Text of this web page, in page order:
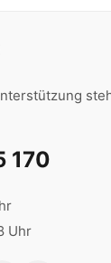
170
Uhr